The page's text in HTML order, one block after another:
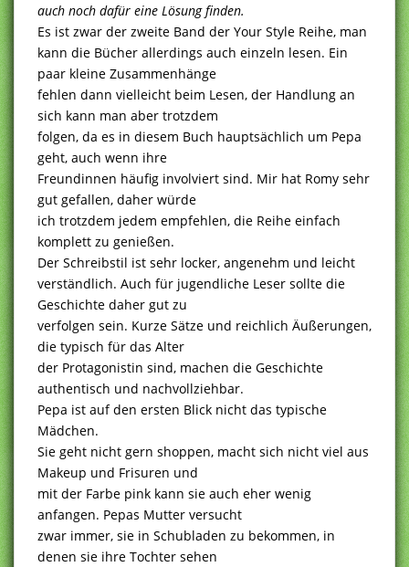
auch noch dafür eine Lösung finden.
Es ist zwar der zweite Band der Your Style Reihe, man
kann die Bücher allerdings auch einzeln lesen. Ein
paar kleine Zusammenhänge
fehlen dann vielleicht beim Lesen, der Handlung an
sich kann man aber trotzdem
folgen, da es in diesem Buch hauptsächlich um Pepa
geht, auch wenn ihre
Freundinnen häufig involviert sind. Mir hat Romy sehr
gut gefallen, daher würde
ich trotzdem jedem empfehlen, die Reihe einfach
komplett zu genießen.
Der Schreibstil ist sehr locker, angenehm und leicht
verständlich. Auch für jugendliche Leser sollte die
Geschichte daher gut zu
verfolgen sein. Kurze Sätze und reichlich Äußerungen,
die typisch für das Alter
der Protagonistin sind, machen die Geschichte
authentisch und nachvollziehbar.
Pepa ist auf den ersten Blick nicht das typische
Mädchen.
Sie geht nicht gern shoppen, macht sich nicht viel aus
Makeup und Frisuren und
mit der Farbe pink kann sie auch eher wenig
anfangen. Pepas Mutter versucht
zwar immer, sie in Schubladen zu bekommen, in
denen sie ihre Tochter sehen